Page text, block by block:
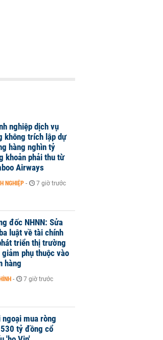
nghiệp dịch vụ
không trích lập dự
hàng nghìn tỷ
khoản phải thu từ
Airways
NGHIỆP - 7 giờ trước
đốc NHNN: Sửa
luật về tài chính
triển thị trường
giảm phụ thuộc vào
hàng
- 7 giờ trước
ngoại mua ròng
tỷ đồng cổ